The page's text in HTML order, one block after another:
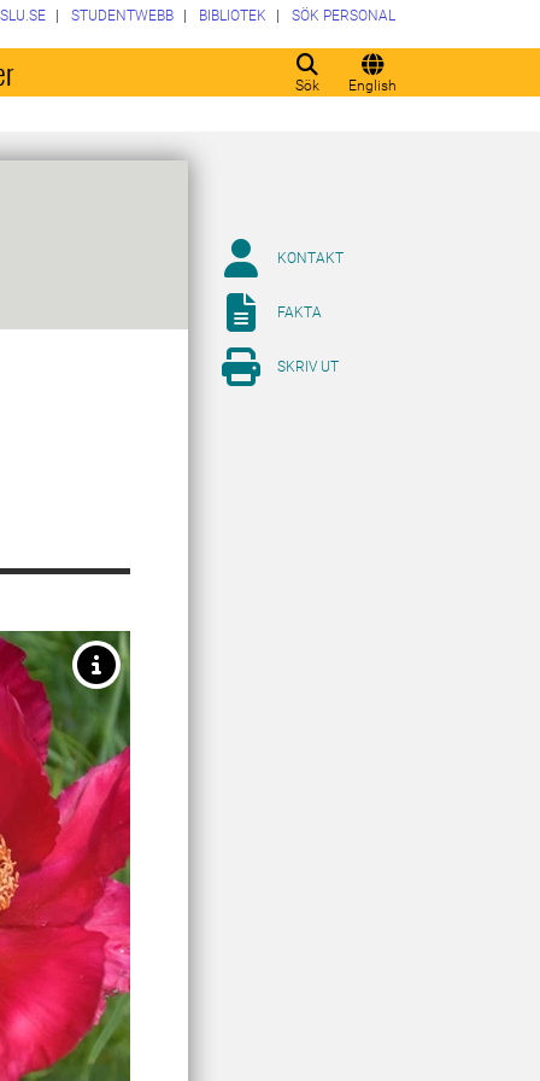
Sök English
SLU.SE STUDENTWEBB BIBLIOTEK SÖK PERSONAL
KONTAKT
FAKTA
SKRIV UT